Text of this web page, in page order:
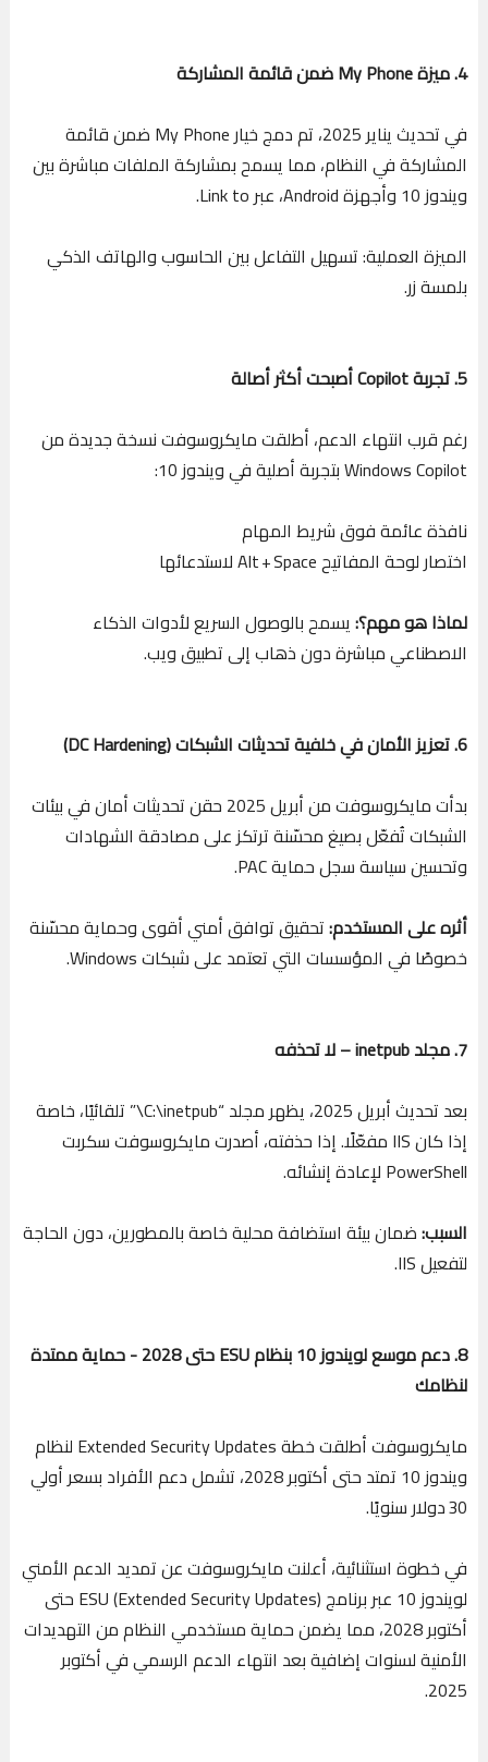
4. ميزة My Phone ضمن قائمة المشاركة
في تحديث يناير 2025، تم دمج خيار My Phone ضمن قائمة
المشاركة في النظام، مما يسمح بمشاركة الملفات مباشرة بين
ويندوز 10 وأجهزة Android، عبر Link to.
الميزة العملية: تسهيل التفاعل بين الحاسوب والهاتف الذكي
بلمسة زر.
5. تجربة Copilot أصبحت أكثر أصالة
رغم قرب انتهاء الدعم، أطلقت مايكروسوفت نسخة جديدة من
Windows Copilot بتجربة أصلية في ويندوز 10:
نافذة عائمة فوق شريط المهام
اختصار لوحة المفاتيح Alt + Space لاستدعائها
لماذا هو مهم؟:يسمح بالوصول السريع لأدوات الذكاء
الاصطناعي مباشرة دون ذهاب إلى تطبيق ويب.
6. تعزيز الأمان في خلفية تحديثات الشبكات (DC Hardening)
بدأت مايكروسوفت من أبريل 2025 حقن تحديثات أمان في بيئات
الشبكات تُفعّل بصيغ محسّنة ترتكز على مصادقة الشهادات
وتحسين سياسة سجل حماية PAC.
أثره على المستخدم:تحقيق توافق أمني أقوى وحماية محسّنة
خصوصًا في المؤسسات التي تعتمد على شبكات Windows.
7. مجلد inetpub – لا تحذفه
بعد تحديث أبريل 2025، يظهر مجلد “C:\inetpub\” تلقائيًا، خاصة
إذا كان IIS مفعّلًا. إذا حذفته، أصدرت مايكروسوفت سكربت
PowerShell لإعادة إنشائه.
السبب:ضمان بيئة استضافة محلية خاصة بالمطورين، دون الحاجة
لتفعيل IIS.
8. دعم موسع لويندوز 10 بنظام ESU حتى 2028 - حماية ممتدة
لنظامك
مايكروسوفت أطلقت خطة Extended Security Updates لنظام
ويندوز 10 تمتد حتى أكتوبر 2028، تشمل دعم الأفراد بسعر أولي
30 دولار سنويًا.
في خطوة استثنائية، أعلنت مايكروسوفت عن تمديد الدعم الأمني
لويندوز 10 عبر برنامج ESU (Extended Security Updates) حتى
أكتوبر 2028، مما يضمن حماية مستخدمي النظام من التهديدات
الأمنية لسنوات إضافية بعد انتهاء الدعم الرسمي في أكتوبر
2025.